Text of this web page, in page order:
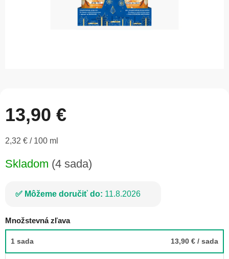
13,90 €
Jednotková
2,32 € / 100 ml
Skladom (4 sada)
Môžeme doručiť do: 11.8.2026
Množstevná zľava
1 sada 13,90 € / sada